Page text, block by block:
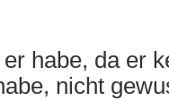
habe, da er
nicht